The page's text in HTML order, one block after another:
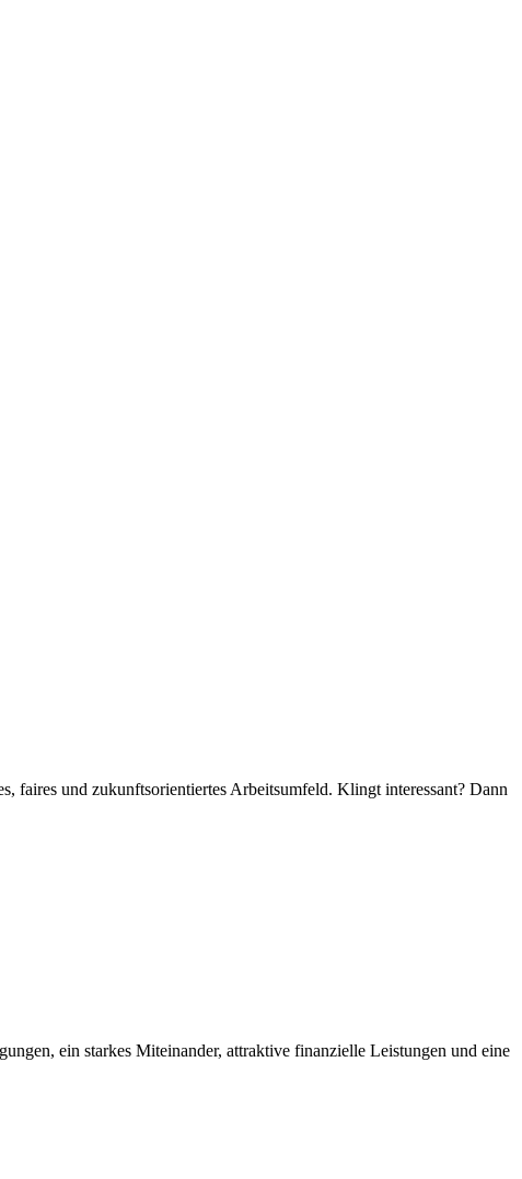
faires und zukunftsorientiertes Arbeitsumfeld. Klingt interessant? Dann
ein starkes Miteinander, attraktive finanzielle Leistungen und eine